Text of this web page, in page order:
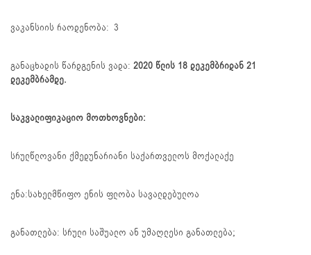
ვაკანსიის რაოდენობა: 3
განაცხადის წარდგენის ვადა: 2020 წლის 18 დეკემბრიდან 21
დეკემბრამდე.
საკვალიფიკაციო მოთხოვნები:
სრულწლოვანი ქმედუნარიანი საქართველოს მოქალაქე
ენა:სახელმწიფო ენის ფლობა სავალდებულოა
განათლება: სრული საშუალო ან უმაღლესი განათლება;